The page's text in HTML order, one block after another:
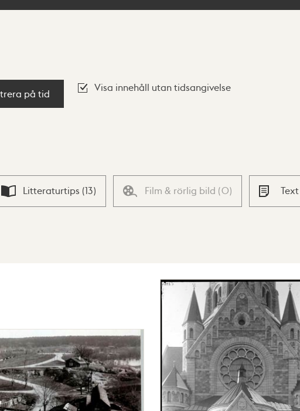
på tid
Visa innehåll utan tidsangivelse
Litteraturtips (13) Film & rörlig bild (0) Text